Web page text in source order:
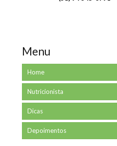
Menu
Home
Nutricionista
Dicas
Depoimentos